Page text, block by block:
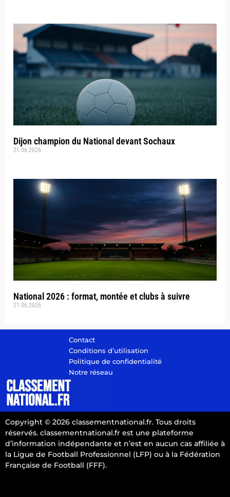
Dijon champion du National devant Sochaux
21.06.2026
National 2026 : format, montée et clubs à suivre
21.06.2026
Contact
Conditions d’utilisation
Politique de confidentialité
Notre réseau
Copyright © 2026 classementnational.fr. Tous droits
réservés. classementnational.fr est une plateforme
d’information indépendante et n’est en aucun cas affiliée à
la Ligue de Football Professionnel (LFP) ou à la Fédération
Française de Football (FFF).